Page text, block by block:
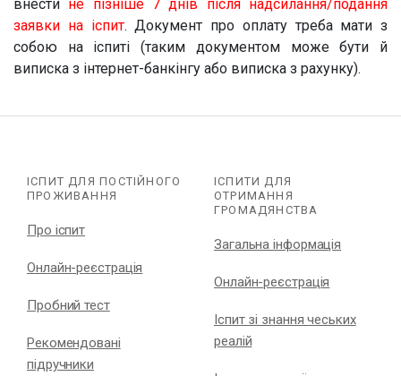
внести не пізніше 7 днів після надсилання/подання
заявки на іспит. Документ про оплату треба мати з
собою на іспиті (таким документом може бути й
виписка з інтернет-банкінгу або виписка з рахунку).
ІСПИТ ДЛЯ ПОСТІЙНОГО
ПРОЖИВАННЯ
Про іспит
Онлайн-реєстрація
Пробний тест
Рекомендовані
підручники
ІСПИТИ ДЛЯ
ОТРИМАННЯ
ГРОМАДЯНСТВА
Загальна інформація
Онлайн-реєстрація
Іспит зі знання чеських
реалій